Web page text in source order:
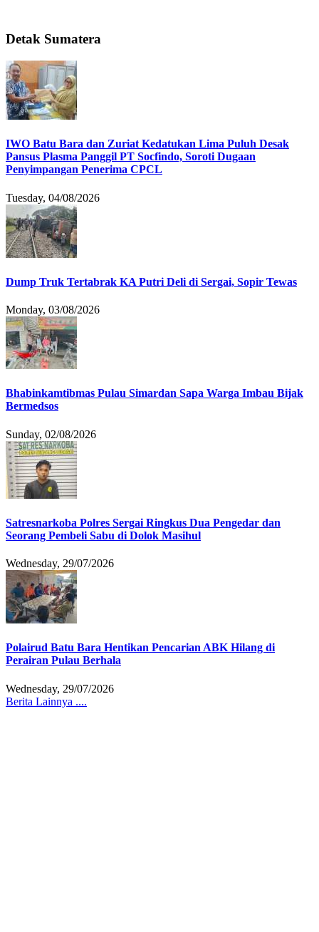
Detak Sumatera
IWO Batu Bara dan Zuriat Kedatukan Lima Puluh Desak
Pansus Plasma Panggil PT Socfindo, Soroti Dugaan
Penyimpangan Penerima CPCL
Tuesday, 04/08/2026
Dump Truk Tertabrak KA Putri Deli di Sergai, Sopir Tewas
Monday, 03/08/2026
Bhabinkamtibmas Pulau Simardan Sapa Warga Imbau Bijak
Bermedsos
Sunday, 02/08/2026
Satresnarkoba Polres Sergai Ringkus Dua Pengedar dan
Seorang Pembeli Sabu di Dolok Masihul
Wednesday, 29/07/2026
Polairud Batu Bara Hentikan Pencarian ABK Hilang di
Perairan Pulau Berhala
Wednesday, 29/07/2026
Berita Lainnya ....